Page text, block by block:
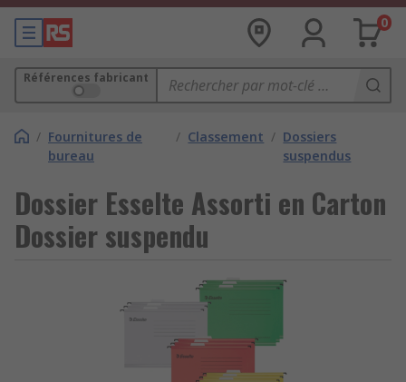
0
Références fabricant
/ Fournitures de
bureau
/ Classement / Dossiers
suspendus
Dossier Esselte Assorti en Carton
Dossier suspendu